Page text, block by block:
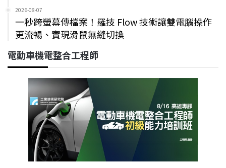
2026-08-07
一秒跨螢幕傳檔案！羅技 Flow 技術讓雙電腦操作
更流暢、實現滑鼠無縫切換
電動車機電整合工程師